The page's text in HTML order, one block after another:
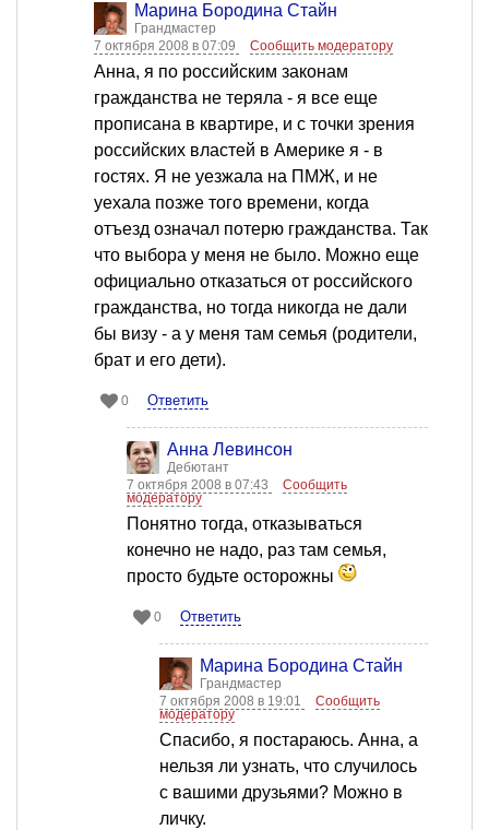
Марина Бородина Стайн
Грандмастер
7 октября 2008 в 07:09
Сообщить модератору
Анна, я по российским законам
гражданства не теряла - я все еще
прописана в квартире, и с точки зрения
российских властей в Америке я - в
гостях. Я не уезжала на ПМЖ, и не
уехала позже того времени, когда
отъезд означал потерю гражданства. Так
что выбора у меня не было. Можно еще
официально отказаться от российского
гражданства, но тогда никогда не дали
бы визу - а у меня там семья (родители,
брат и его дети).
0 Ответить
Анна Левинсон
Дебютант
7 октября 2008 в 07:43
Сообщить
модератору
Понятно тогда, отказываться
конечно не надо, раз там семья,
просто будьте осторожны
0 Ответить
Марина Бородина Стайн
Грандмастер
7 октября 2008 в 19:01
Сообщить
модератору
Спасибо, я постараюсь. Анна, а
нельзя ли узнать, что случилось
с вашими друзьями? Можно в
личку.